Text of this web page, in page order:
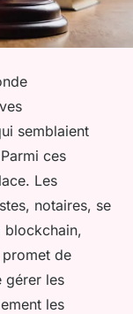
semblaient
ces
Les
notaires, se
blockchain,
de
gérer les
les